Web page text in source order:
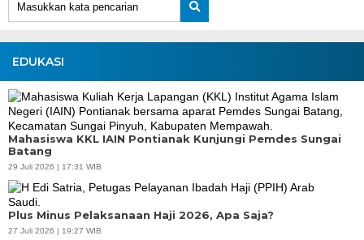
EDUKASI
Mahasiswa KKL IAIN Pontianak Kunjungi Pemdes Sungai
Batang
29 Juli 2026 | 17:31 WIB
Plus Minus Pelaksanaan Haji 2026, Apa Saja?
27 Juli 2026 | 19:27 WIB